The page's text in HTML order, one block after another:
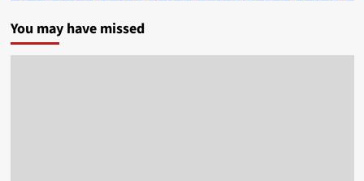
You may have missed